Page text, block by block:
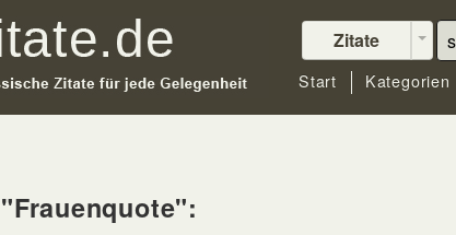
Zitate
Start Kategorien
"Frauenquote":